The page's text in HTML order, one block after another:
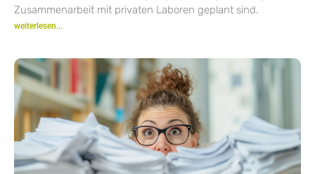
Zusammenarbeit mit privaten Laboren geplant sind.
weiterlesen...